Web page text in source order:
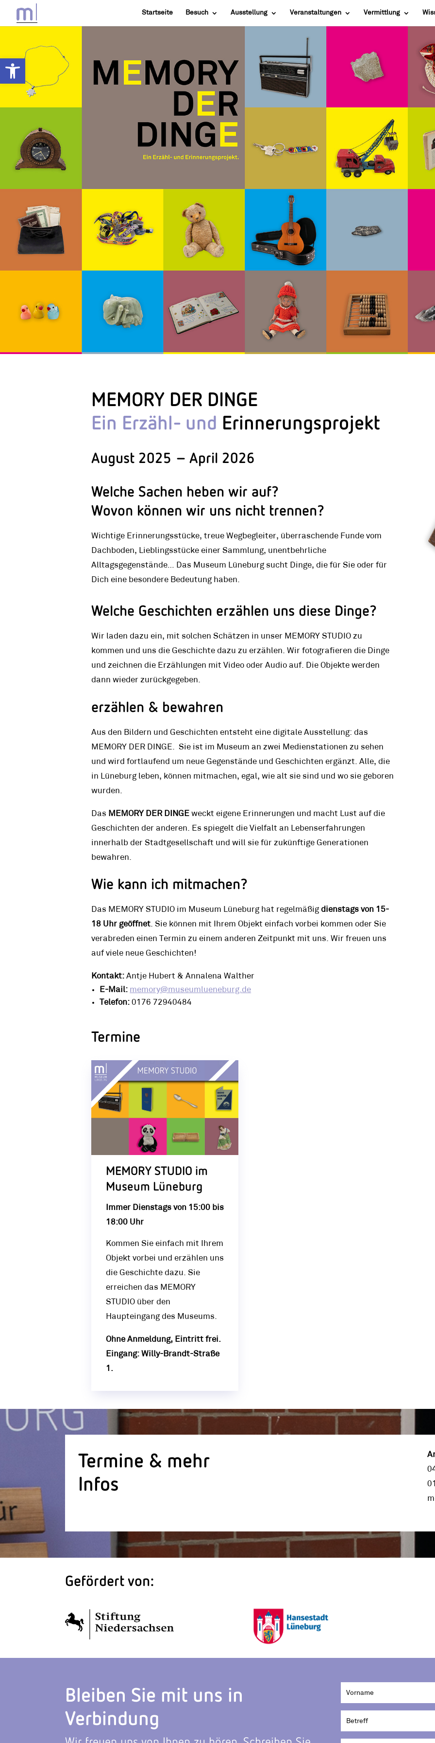
Werkzeugleiste öffnen
Startseite Besuch Ausstellung Veranstaltungen Vermittlung
MEMORY DER DINGE
Ein Erzähl- und Erinnerungsprojekt
August 2025 – April 2026
Welche Sachen heben wir auf?
Wovon können wir uns nicht trennen?
Wichtige Erinnerungsstücke, treue Wegbegleiter, überraschende Funde vom
Dachboden, Lieblingsstücke einer Sammlung, unentbehrliche
Alltagsgegenstände… Das Museum Lüneburg sucht Dinge, die für Sie oder für
Dich eine besondere Bedeutung haben.
Welche Geschichten erzählen uns diese Dinge?
Wir laden dazu ein, mit solchen Schätzen in unser MEMORY STUDIO zu
kommen und uns die Geschichte dazu zu erzählen. Wir fotografieren die Dinge
und zeichnen die Erzählungen mit Video oder Audio auf. Die Objekte werden
dann wieder zurückgegeben.
erzählen & bewahren
Aus den Bildern und Geschichten entsteht eine digitale Ausstellung: das
MEMORY DER DINGE. Sie ist im Museum an zwei Medienstationen zu sehen
und wird fortlaufend um neue Gegenstände und Geschichten ergänzt. Alle, die
in Lüneburg leben, können mitmachen, egal, wie alt sie sind und wo sie geboren
wurden.
Das MEMORY DER DINGE weckt eigene Erinnerungen und macht Lust auf die
Geschichten der anderen. Es spiegelt die Vielfalt an Lebenserfahrungen
innerhalb der Stadtgesellschaft und will sie für zukünftige Generationen
bewahren.
Wie kann ich mitmachen?
Das MEMORY STUDIO im Museum Lüneburg hat regelmäßig dienstags von 15-
18 Uhr geöffnet. Sie können mit Ihrem Objekt einfach vorbei kommen oder Sie
verabreden einen Termin zu einem anderen Zeitpunkt mit uns. Wir freuen uns
auf viele neue Geschichten!
Kontakt: Antje Hubert & Annalena Walther
E-Mail: memory@museumlueneburg.de
Telefon: 0176 72940484
Termine
MEMORY STUDIO im
Museum Lüneburg
Immer Dienstags von 15:00 bis
18:00 Uhr
Kommen Sie einfach mit Ihrem
Objekt vorbei und erzählen uns
die Geschichte dazu. Sie
erreichen das MEMORY
STUDIO über den
Haupteingang des Museums.
Ohne Anmeldung, Eintritt frei.
Eingang: Willy-Brandt-Straße
1.
Termine & mehr
Infos
Gefördert von:
Bleiben Sie mit uns in
Verbindung